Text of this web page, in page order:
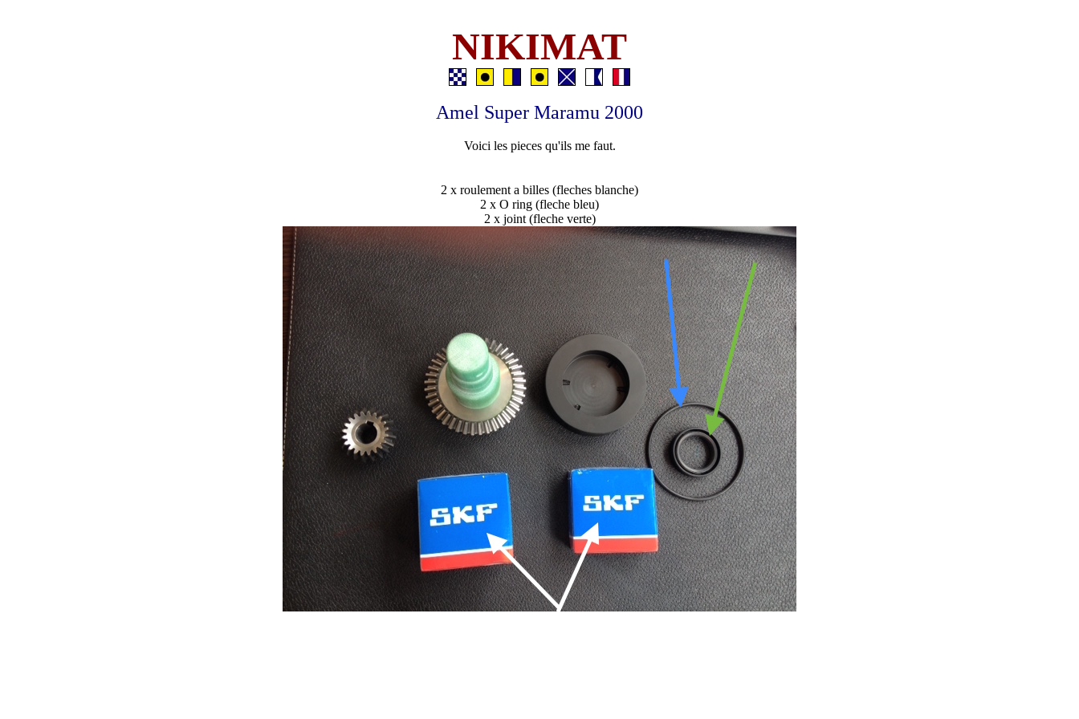
NIKIMAT
Amel Super Maramu 2000
Voici les pieces qu'ils me faut.
2 x roulement a billes (fleches blanche)
2 x O ring (fleche bleu)
2 x joint (fleche verte)